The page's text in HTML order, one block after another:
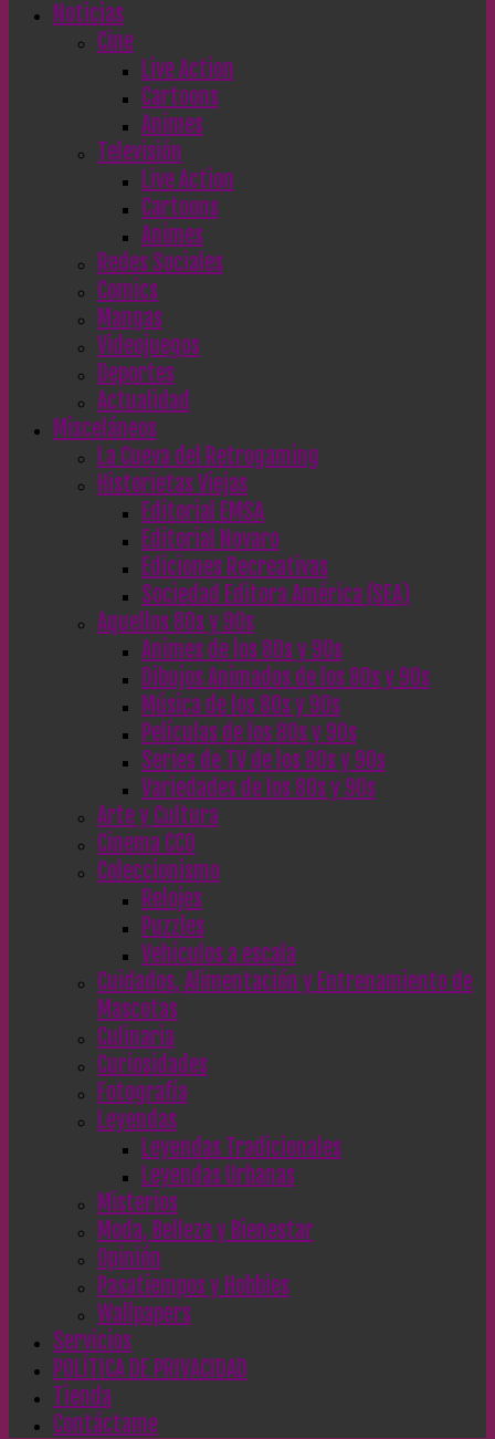
Noticias
Cine
Live Action
Cartoons
Animes
Televisión
Live Action
Cartoons
Animes
Redes Sociales
Comics
Mangas
Videojuegos
Deportes
Actualidad
Misceláneos
La Cueva del Retrogaming
Historietas Viejas
Editorial EMSA
Editorial Novaro
Ediciones Recreativas
Sociedad Editora América (SEA)
Aquellos 80s y 90s
Animes de los 80s y 90s
Dibujos Animados de los 80s y 90s
Música de los 80s y 90s
Películas de los 80s y 90s
Series de TV de los 80s y 90s
Variedades de los 80s y 90s
Arte y Cultura
Cinema CC0
Coleccionismo
Relojes
Puzzles
Vehículos a escala
Cuidados, Alimentación y Entrenamiento de
Mascotas
Culinaria
Curiosidades
Fotografía
Leyendas
Leyendas Tradicionales
Leyendas Urbanas
Misterios
Moda, Belleza y Bienestar
Opinión
Pasatiempos y Hobbies
Wallpapers
Servicios
POLÍTICA DE PRIVACIDAD
Tienda
Contáctame